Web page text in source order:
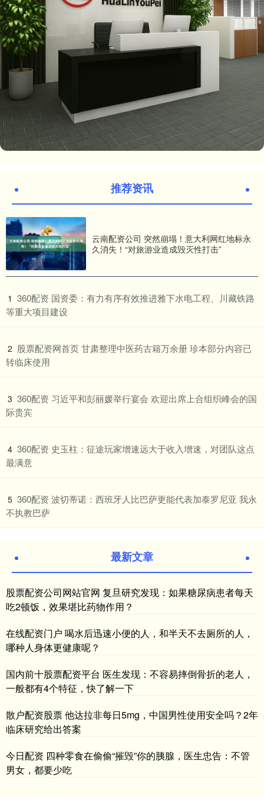
推荐资讯
云南配资公司 突然崩塌！意大利网红地标永
久消失！“对旅游业造成毁灭性打击”
1 ​360配资 国资委：有力有序有效推进雅下水电工程、川藏铁路
等重大项目建设
2 ​股票配资网首页 甘肃整理中医药古籍万余册 珍本部分内容已
转临床使用
3 ​360配资 习近平和彭丽媛举行宴会 欢迎出席上合组织峰会的国
际贵宾
4 ​360配资 史玉柱：征途玩家增速远大于收入增速，对团队这点
最满意
5 ​360配资 波切蒂诺：西班牙人比巴萨更能代表加泰罗尼亚 我永
不执教巴萨
最新文章
股票配资公司网站官网 复旦研究发现：如果糖尿病患者每天
吃2顿饭，效果堪比药物作用？
在线配资门户 喝水后迅速小便的人，和半天不去厕所的人，
哪种人身体更健康呢？
国内前十股票配资平台 医生发现：不容易摔倒骨折的老人，
一般都有4个特征，快了解一下
散户配资股票 他达拉非每日5mg，中国男性使用安全吗？2年
临床研究给出答案
今日配资 四种零食在偷偷“摧毁”你的胰腺，医生忠告：不管
男女，都要少吃